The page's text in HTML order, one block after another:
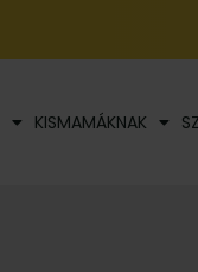
KISMAMÁKNAK